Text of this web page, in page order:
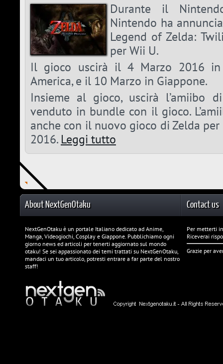
Durante il
Nintendo ha
Legend of Zelda:
per Wii U.
Il gioco uscirà il 4 Marzo 2016
America, e il 10 Marzo in Giappone.
Insieme al gioco, uscirà l’amiibo
venduto in bundle con il gioco.
anche con il nuovo gioco di Zelda
2016. Leggi tutto
About NextGenOtaku
NextGenOtaku è un portale Italiano dedicato ad Anime,
Manga, Videogiochi, Cosplay e Giappone. Pubblichiamo ogni
giorno news ed articoli per tenerti aggiornato sul mondo
otaku! Se sei appassionato dei temi trattati su NextGenOtaku,
mandaci un tuo articolo, potresti entrare a far parte del nostro
staff!
Contact us
Per metterti
Riceverai
Grazie per